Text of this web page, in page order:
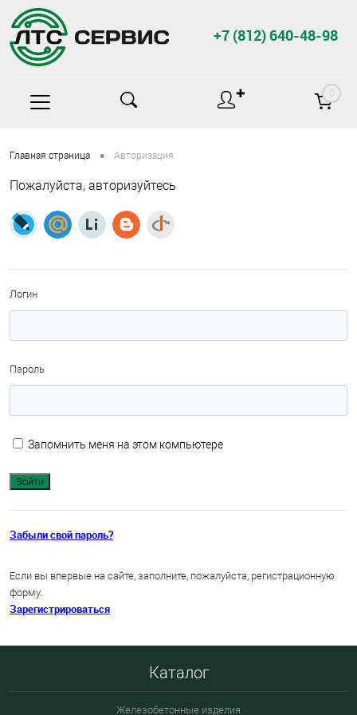
+7 (812) 640-48-98
✚ 0
Главная страница • Авторизация
Пожалуйста, авторизуйтесь
Логин
Пароль
Запомнить меня на этом компьютере
Забыли свой пароль?
Если вы впервые на сайте, заполните, пожалуйста, регистрационную
форму.
Зарегистрироваться
Каталог
Железобетонные изделия